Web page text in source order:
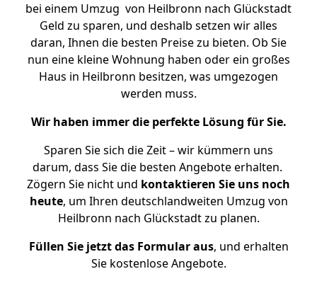
bei einem Umzug von Heilbronn nach Glückstadt
Geld zu sparen, und deshalb setzen wir alles
daran, Ihnen die besten Preise zu bieten. Ob Sie
nun eine kleine Wohnung haben oder ein großes
Haus in Heilbronn besitzen, was umgezogen
werden muss.
Wir haben immer die perfekte Lösung für Sie.
Sparen Sie sich die Zeit – wir kümmern uns
darum, dass Sie die besten Angebote erhalten.
Zögern Sie nicht und kontaktieren Sie uns noch
heute, um Ihren deutschlandweiten Umzug von
Heilbronn nach Glückstadt zu planen.
Füllen Sie jetzt das Formular aus, und erhalten
Sie kostenlose Angebote.